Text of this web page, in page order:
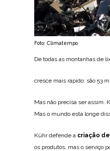
Foto: Climatempo
De todas as montanhas de
cresce mais rápido: são 53
Mas não precisa ser assim.
Mas o mundo está longe
Kühr defende a criação
os produtos, mas o serviço